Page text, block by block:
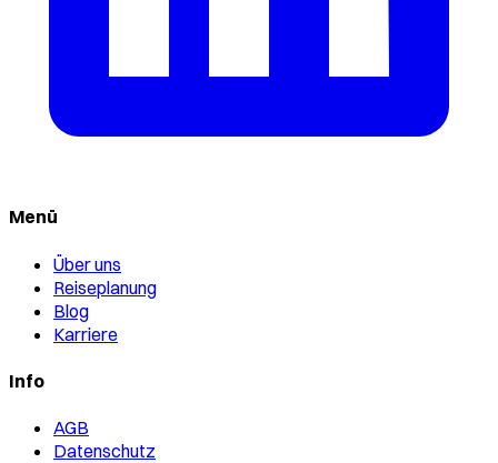
Menü
Über uns
Reiseplanung
Blog
Karriere
Info
AGB
Datenschutz